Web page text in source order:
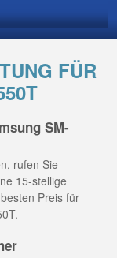
FÜR
SM-
rufen Sie
15-stellige
Preis für